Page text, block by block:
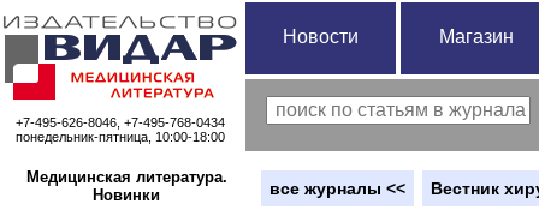
+7-495-626-8046, +7-495-768-0434
понедельник-пятница, 10:00-18:00
Новости Магазин
Медицинская литература.
Новинки
вce журналы << Вестник